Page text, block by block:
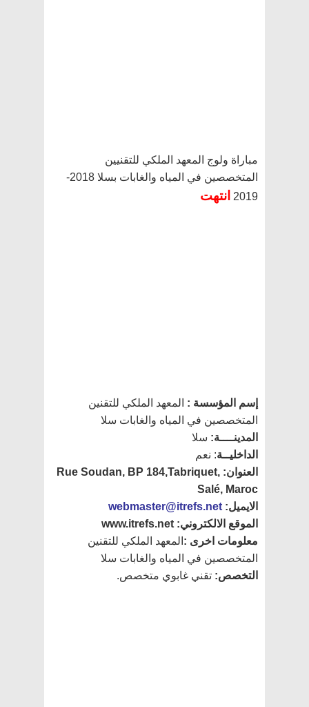
مباراة ولوج المعهد الملكي للتقنيين
المتخصصين في المياه والغابات بسلا 2018-
2019 انتهت
إسم المؤسسة : المعهد الملكي للتقنين
المتخصصين في المياه والغابات سلا
المدينــــة: سلا
الداخليــة: نعم
العنوان: Rue Soudan, BP 184,Tabriquet,
Salé, Maroc
الايميل: webmaster@itrefs.net
الموقع الالكتروني: www.itrefs.net
معلومات اخرى : المعهد الملكي للتقنين
المتخصصين في المياه والغابات سلا
التخصص: تقني غابوي متخصص.